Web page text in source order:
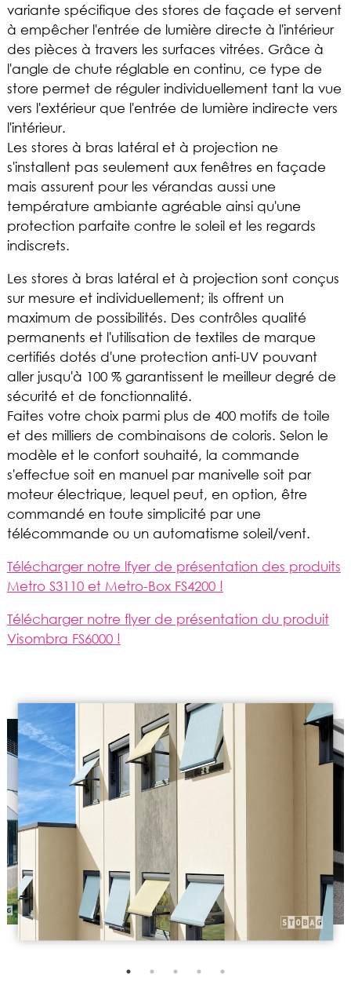
variante spécifique des stores de façade et servent
à empêcher l'entrée de lumière directe à l'intérieur
des pièces à travers les surfaces vitrées. Grâce à
l'angle de chute réglable en continu, ce type de
store permet de réguler individuellement tant la vue
vers l'extérieur que l'entrée de lumière indirecte vers
l'intérieur.
Les stores à bras latéral et à projection ne
s'installent pas seulement aux fenêtres en façade
mais assurent pour les vérandas aussi une
température ambiante agréable ainsi qu'une
protection parfaite contre le soleil et les regards
indiscrets.
Les stores à bras latéral et à projection sont conçus
sur mesure et individuellement; ils offrent un
maximum de possibilités. Des contrôles qualité
permanents et l'utilisation de textiles de marque
certifiés dotés d'une protection anti-UV pouvant
aller jusqu'à 100 % garantissent le meilleur degré de
sécurité et de fonctionnalité.
Faites votre choix parmi plus de 400 motifs de toile
et des milliers de combinaisons de coloris. Selon le
modèle et le confort souhaité, la commande
s'effectue soit en manuel par manivelle soit par
moteur électrique, lequel peut, en option, être
commandé en toute simplicité par une
télécommande ou un automatisme soleil/vent.
Télécharger notre lfyer de présentation des produits
Metro S3110 et Metro-Box FS4200 !
Télécharger notre flyer de présentation du produit
Visombra FS6000 !